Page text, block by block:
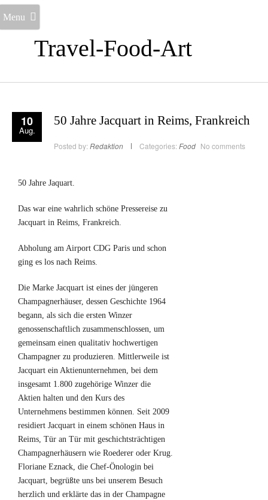
Travel-Food-Art
Menu
10
Aug.
50 Jahre Jacquart in Reims, Frankreich
Posted by: Redaktion Categories: Food No comments
50 Jahre Jaquart.
Das war eine wahrlich schöne Pressereise zu
Jacquart in Reims, Frankreich.
Abholung am Airport CDG Paris und schon
ging es los nach Reims.
Die Marke Jacquart ist eines der jüngeren
Champagnerhäuser, dessen Geschichte 1964
begann, als sich die ersten Winzer
genossenschaftlich zusammenschlossen, um
gemeinsam einen qualitativ hochwertigen
Champagner zu produzieren. Mittlerweile ist
Jacquart ein Aktienunternehmen, bei dem
insgesamt 1.800 zugehörige Winzer die
Aktien halten und den Kurs des
Unternehmens bestimmen können. Seit 2009
residiert Jacquart in einem schönen Haus in
Reims, Tür an Tür mit geschichtsträchtigen
Champagnerhäusern wie Roederer oder Krug.
Floriane Eznack, die Chef-Önologin bei
Jacquart, begrüßte uns bei unserem Besuch
herzlich und erklärte das in der Champagne